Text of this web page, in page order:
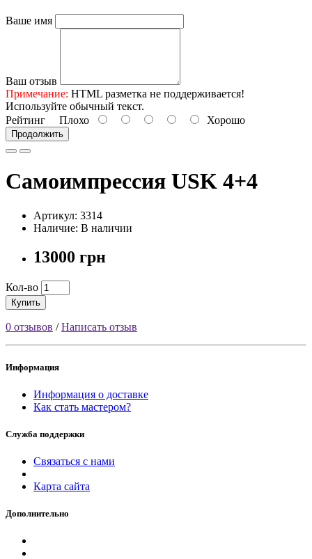
Ваше имя
Ваш отзыв
Примечание: HTML разметка не поддерживается!
Используйте обычный текст.
Рейтинг Плохо Хорошо
Продолжить
Самоимпрессия USK 4+4
Артикул: 3314
Наличие: В наличии
13000 грн
Кол-во
Купить
0 отзывов /Написать отзыв
Информация
Информация о доставке
Как стать мастером?
Служба поддержки
Связаться с нами
Карта сайта
Дополнительно